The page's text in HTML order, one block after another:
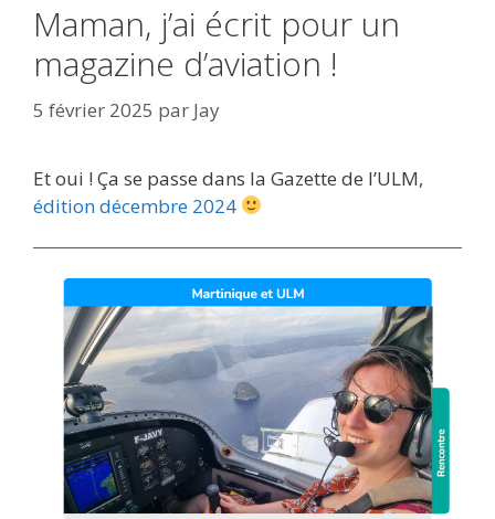
Maman, j’ai écrit pour un
magazine d’aviation !
5 février 2025 par Jay
Et oui ! Ça se passe dans la Gazette de l’ULM,
édition décembre 2024